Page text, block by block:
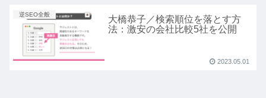
逆SEO全般
大橋恭子／検索順位を落とす方
法：激安の会社比較5社を公開
2023.05.01